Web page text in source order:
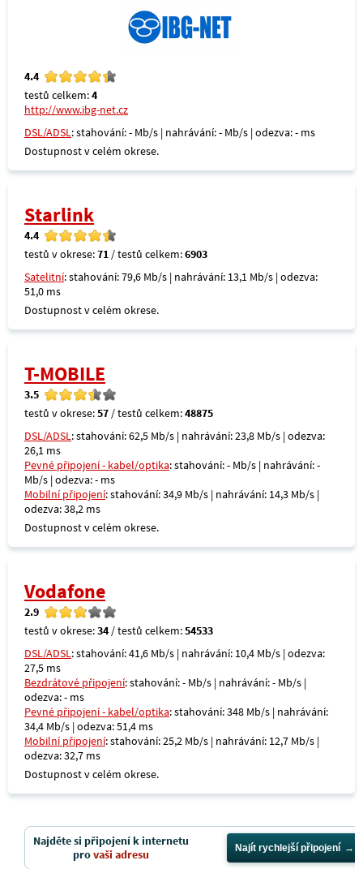
4.4
testů celkem:4
http://www.ibg-net.cz
DSL/ADSL: stahování: - Mb/s | nahrávání: - Mb/s | odezva: - ms
Dostupnost v celém okrese.
Starlink
4.4
testů v okrese:71 / testů celkem:6903
Satelitní: stahování: 79,6 Mb/s | nahrávání: 13,1 Mb/s | odezva:
51,0 ms
Dostupnost v celém okrese.
T-MOBILE
3.5
testů v okrese:57 / testů celkem:48875
DSL/ADSL: stahování: 62,5 Mb/s | nahrávání: 23,8 Mb/s | odezva:
26,1 ms
Pevné připojení - kabel/optika: stahování: - Mb/s | nahrávání: -
Mb/s | odezva: - ms
Mobilní připojení: stahování: 34,9 Mb/s | nahrávání: 14,3 Mb/s |
odezva: 38,2 ms
Dostupnost v celém okrese.
Vodafone
2.9
testů v okrese:34 / testů celkem:54533
DSL/ADSL: stahování: 41,6 Mb/s | nahrávání: 10,4 Mb/s | odezva:
27,5 ms
Bezdrátové připojení: stahování: - Mb/s | nahrávání: - Mb/s |
odezva: - ms
Pevné připojení - kabel/optika: stahování: 348 Mb/s | nahrávání:
34,4 Mb/s | odezva: 51,4 ms
Mobilní připojení: stahování: 25,2 Mb/s | nahrávání: 12,7 Mb/s |
odezva: 32,7 ms
Dostupnost v celém okrese.
Najděte si připojení k internetu
provaši adresu Najít rychlejší připojení